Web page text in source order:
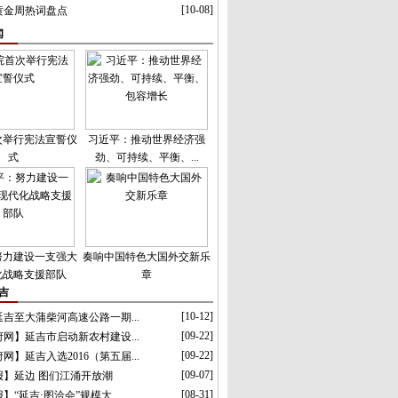
金周热词盘点
[10-08]
行宪法宣誓仪
式
习近平：推动世界经济强
劲、可持续、平衡、...
建设一支强大
略支援部队
奏响中国特色大国外交新乐
章
吉至大蒲柴河高速公路一期...
[10-12]
网】延吉市启动新农村建设...
[09-22]
】延吉入选2016（第五届...
[09-22]
】延边 图们江涌开放潮
[09-07]
“延吉·图洽会”规模大...
[08-31]